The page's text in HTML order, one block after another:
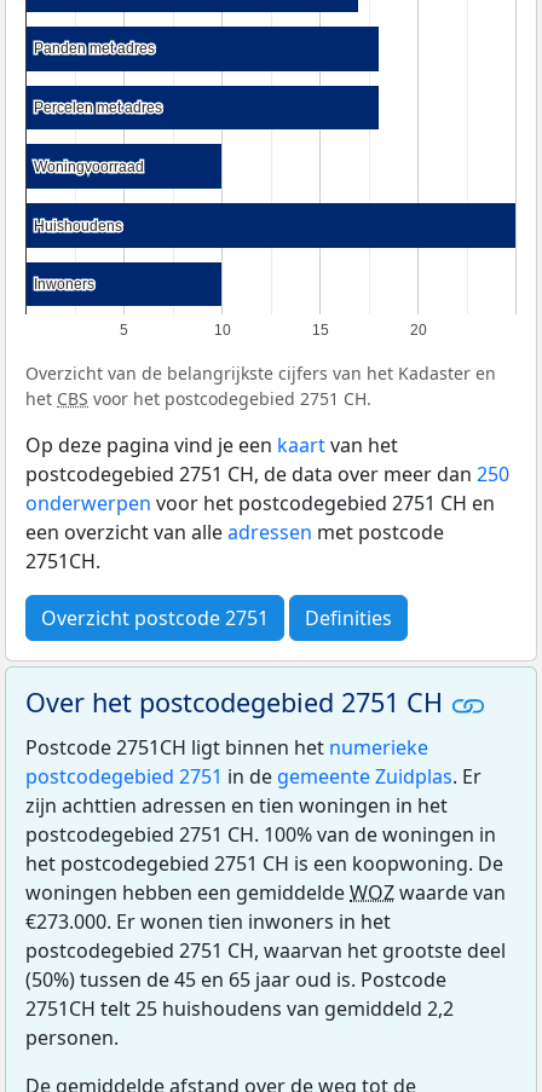
5 10 15 20
Panden met adres
Panden met adres
Percelen met adres
Percelen met adres
Woningvoorraad
Woningvoorraad
Huishoudens
Huishoudens
Inwoners
Inwoners
Overzicht van de belangrijkste cijfers van het Kadaster en
het CBS voor het postcodegebied 2751 CH.
Op deze pagina vind je een kaartvan het
postcodegebied 2751 CH, de data over meer dan 250
onderwerpen voor het postcodegebied 2751 CH en
een overzicht van alleadressen met postcode
2751CH.
Overzicht postcode 2751 Definities
Over het postcodegebied 2751 CH
Postcode 2751CH ligt binnen het numerieke
postcodegebied 2751 in de gemeente Zuidplas. Er
zijn achttien adressen en tien woningen in het
postcodegebied 2751 CH. 100% van de woningen in
het postcodegebied 2751 CH is een koopwoning. De
woningen hebben een gemiddeldeWOZwaarde van
€273.000. Er wonen tien inwoners in het
postcodegebied 2751 CH, waarvan het grootste deel
(50%) tussen de 45 en 65 jaar oud is. Postcode
2751CH telt 25 huishoudens van gemiddeld 2,2
personen.
De gemiddelde afstand over de weg tot de